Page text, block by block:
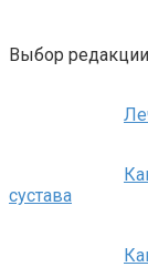
Выбор редакции
сустава